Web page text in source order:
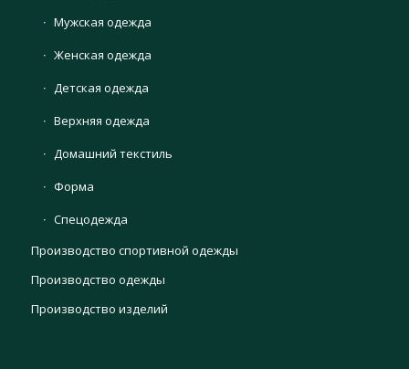
Мужская одежда
Женская одежда
Детская одежда
Верхняя одежда
Домашний текстиль
Форма
Спецодежда
Производство спортивной одежды
Производство одежды
Производство изделий